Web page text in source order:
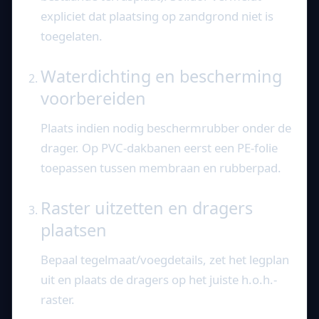
expliciet dat plaatsing op zandgrond niet is
toegelaten.
Waterdichting en bescherming
voorbereiden
Plaats indien nodig beschermrubber onder de
drager. Op PVC-dakbanen eerst een PE-folie
toepassen tussen membraan en rubberpad.
Raster uitzetten en dragers
plaatsen
Bepaal tegelmaat/voegdetails, zet het legplan
uit en plaats de dragers op het juiste h.o.h.-
raster.